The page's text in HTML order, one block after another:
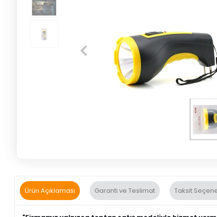
Ürün Açıklaması Garanti ve Teslimat Taksit